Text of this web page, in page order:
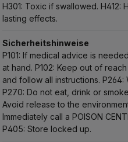
H301: Toxic if swallowed.H412:
lasting effects.
Sicherheitshinweise
P101: If medical advice is
at hand.P102: Keep out of
and follow all instructions.P264:
P270: Do not eat, drink or
Avoid release to the
Immediately call a POISON
P405: Store locked up.